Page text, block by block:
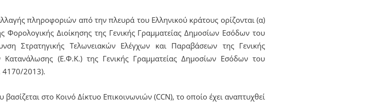
πληροφοριών από την πλευρά του Ελληνικού κράτους ορίζονται (α)
Φορολογικής Διοίκησης της Γενικής Γραμματείας Δημοσίων Εσόδων του
Στρατηγικής Τελωνειακών Ελέγχων και Παραβάσεων της Γενικής
(Ε.Φ.Κ.) της Γενικής Γραμματείας Δημοσίων Εσόδων του
4170/2013).
στο Κοινό Δίκτυο Επικοινωνιών (CCN), το οποίο έχει αναπτυχθεί